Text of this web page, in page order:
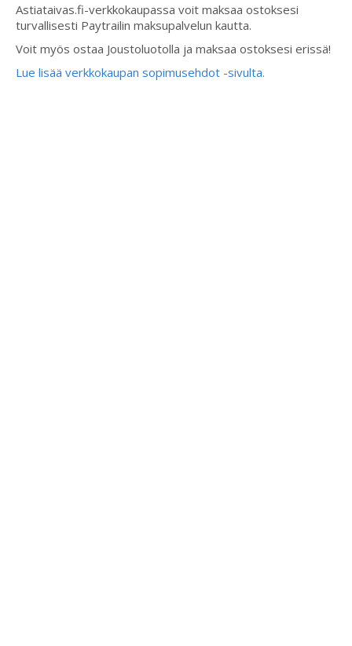
Astiataivas.fi-verkkokaupassa voit maksaa ostoksesi
turvallisesti Paytrailin maksupalvelun kautta.
Voit myös ostaa Joustoluotolla ja maksaa ostoksesi erissä!
Lue lisää verkkokaupan sopimusehdot -sivulta.